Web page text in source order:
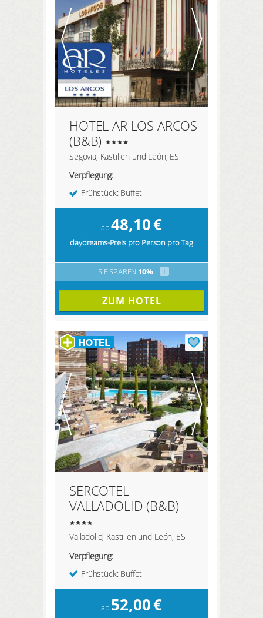
HOTEL AR LOS ARCOS
(B&B)
Segovia, Kastilien und León, ES
Verpflegung:
Frühstück: Buffet
ab48,10€
daydreams-Preis pro Person pro Tag
SIE SPAREN 10% i
ZUM HOTEL
SERCOTEL
VALLADOLID (B&B)
Valladolid, Kastilien und León, ES
Verpflegung:
Frühstück: Buffet
ab 52,00€